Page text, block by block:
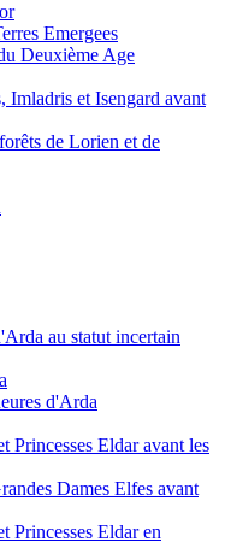
Emergees
Deuxième Age
Imladris et Isengard avant
de Lorien et de
au statut incertain
d'Arda
Princesses Eldar avant les
Dames Elfes avant
Princesses Eldar en